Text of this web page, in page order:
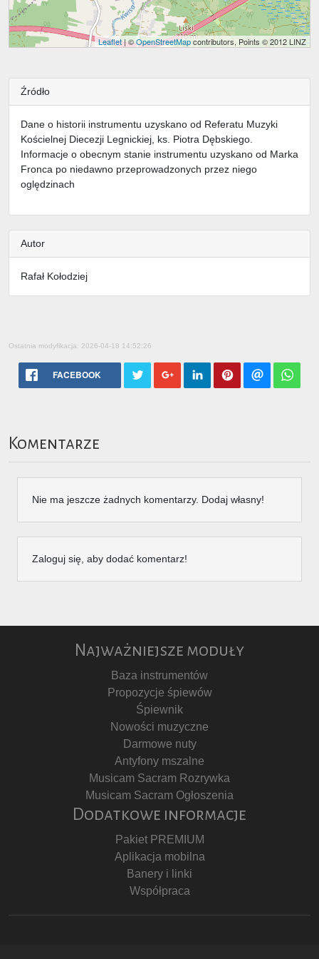
Leaflet| ©OpenStreetMapcontributors, Points © 2012 LINZ
Źródło
Dane o historii instrumentu uzyskano od Referatu Muzyki
Kościelnej Diecezji Legnickiej, ks. Piotra Dębskiego.
Informacje o obecnym stanie instrumentu uzyskano od Marka
Fronca po niedawno przeprowadzonych przez niego
oględzinach
Autor
Rafał Kołodziej
Ostatnia modyfikacja: 2026-04-18 14:52:26
FACEBOOK
Komentarze
Nie ma jeszcze żadnych komentarzy. Dodaj własny!
Zaloguj się, aby dodać komentarz!
Najważniejsze moduły
Baza instrumentów
Propozycje śpiewów
Śpiewnik
Nowości muzyczne
Darmowe nuty
Antyfony mszalne
Musicam Sacram Rozrywka
Musicam Sacram Ogłoszenia
Dodatkowe informacje
Pakiet PREMIUM
Aplikacja mobilna
Banery i linki
Współpraca